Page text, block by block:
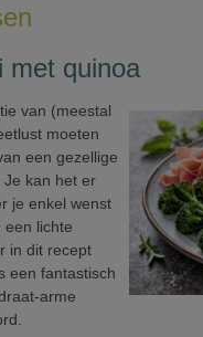
met quinoa
van (meestal
moeten
een gezellige
Je kan het er
je enkel wenst
een lichte
in dit recept
een fantastisch
arme